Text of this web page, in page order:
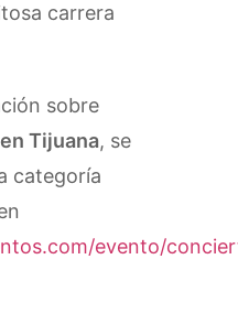
carrera
sobre
Tijuana, se
categoría
evento/